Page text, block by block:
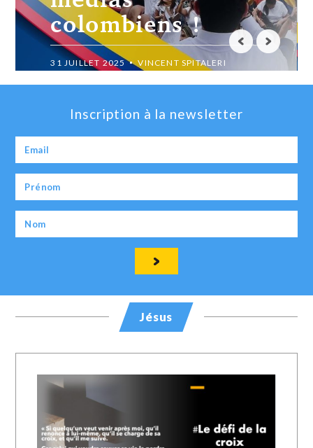
11 JUILLET 2025 VINCENT SPITALERI
Inscription à la newsletter
Jésus